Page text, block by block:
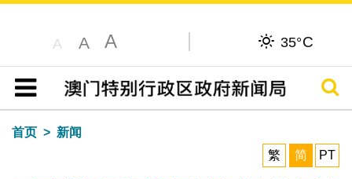
A A A 35°C
目录
搜寻
首页
新闻
繁
简 PT